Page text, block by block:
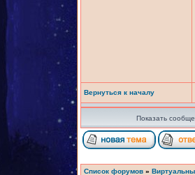
Вернуться к началу
Показать
Список форумов »